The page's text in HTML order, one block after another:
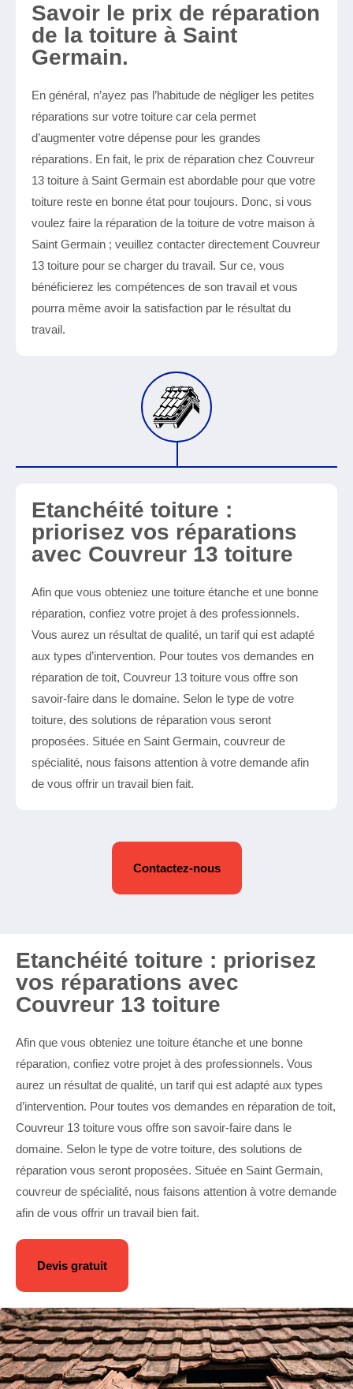
Savoir le prix de réparation
de la toiture à Saint
Germain.
En général, n’ayez pas l’habitude de négliger les petites
réparations sur votre toiture car cela permet
d’augmenter votre dépense pour les grandes
réparations. En fait, le prix de réparation chez Couvreur
13 toiture à Saint Germain est abordable pour que votre
toiture reste en bonne état pour toujours. Donc, si vous
voulez faire la réparation de la toiture de votre maison à
Saint Germain ; veuillez contacter directement Couvreur
13 toiture pour se charger du travail. Sur ce, vous
bénéficierez les compétences de son travail et vous
pourra même avoir la satisfaction par le résultat du
travail.
Etanchéité toiture :
priorisez vos réparations
avec Couvreur 13 toiture
Afin que vous obteniez une toiture étanche et une bonne
réparation, confiez votre projet à des professionnels.
Vous aurez un résultat de qualité, un tarif qui est adapté
aux types d’intervention. Pour toutes vos demandes en
réparation de toit, Couvreur 13 toiture vous offre son
savoir-faire dans le domaine. Selon le type de votre
toiture, des solutions de réparation vous seront
proposées. Située en Saint Germain, couvreur de
spécialité, nous faisons attention à votre demande afin
de vous offrir un travail bien fait.
Contactez-nous
Etanchéité toiture : priorisez
vos réparations avec
Couvreur 13 toiture
Afin que vous obteniez une toiture étanche et une bonne
réparation, confiez votre projet à des professionnels. Vous
aurez un résultat de qualité, un tarif qui est adapté aux types
d’intervention. Pour toutes vos demandes en réparation de toit,
Couvreur 13 toiture vous offre son savoir-faire dans le
domaine. Selon le type de votre toiture, des solutions de
réparation vous seront proposées. Située en Saint Germain,
couvreur de spécialité, nous faisons attention à votre demande
afin de vous offrir un travail bien fait.
Devis gratuit